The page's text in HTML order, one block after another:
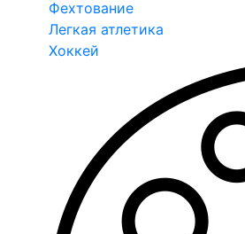
Фехтование
Легкая атлетика
Хоккей